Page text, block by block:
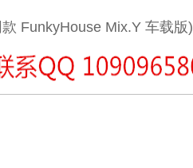
FunkyHouse Mix.Y 车载版)